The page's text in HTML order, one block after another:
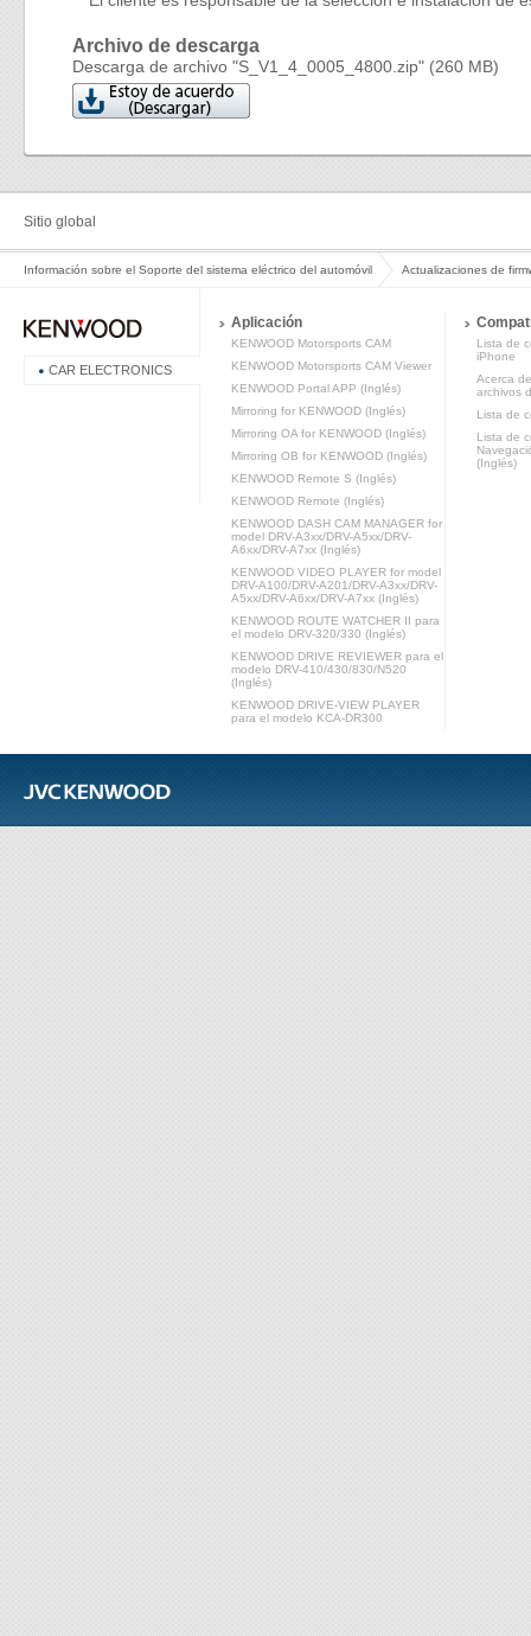
Archivo de descarga
Descarga de archivo "S_V1_4_0005_4800.zip" (260 MB)
Sitio global
Información sobre el Soporte del sistema eléctrico del automóvil Actualizaciones de
CAR ELECTRONICS
Aplicación
KENWOOD Motorsports CAM
KENWOOD Motorsports CAM Viewer
KENWOOD Portal APP (Inglés)
Mirroring for KENWOOD (Inglés)
Mirroring OA for KENWOOD (Inglés)
Mirroring OB for KENWOOD (Inglés)
KENWOOD Remote S (Inglés)
KENWOOD Remote (Inglés)
KENWOOD DASH CAM MANAGER for
model DRV-A3xx/DRV-A5xx/DRV-
A6xx/DRV-A7xx (Inglés)
KENWOOD VIDEO PLAYER for model
DRV-A100/DRV-A201/DRV-A3xx/DRV-
A5xx/DRV-A6xx/DRV-A7xx (Inglés)
KENWOOD ROUTE WATCHER II para
el modelo DRV-320/330 (Inglés)
KENWOOD DRIVE REVIEWER para el
modelo DRV-410/430/830/N520
(Inglés)
KENWOOD DRIVE-VIEW PLAYER
para el modelo KCA-DR300
Lista de
iPhone
Acerca
archivos
Lista de
Lista de
(Inglés)